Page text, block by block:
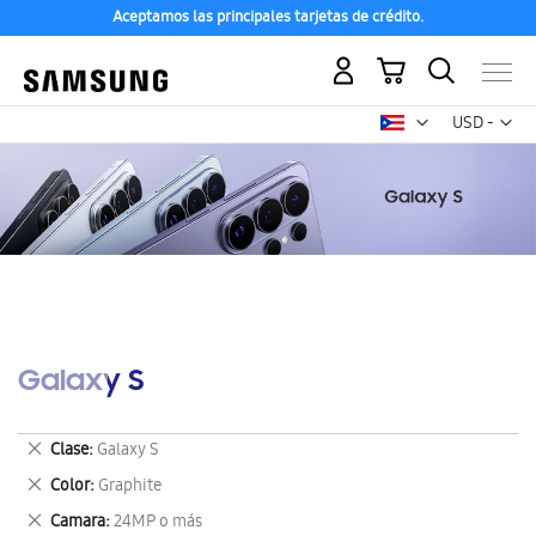
Aceptamos las principales tarjetas de crédito.
USD -
dólar
Mi carrito
Galaxy S
Clase Galaxy S
Eliminar
este
artículo
Color Graphite
Eliminar
este
Camara 24MP o más
Eliminar